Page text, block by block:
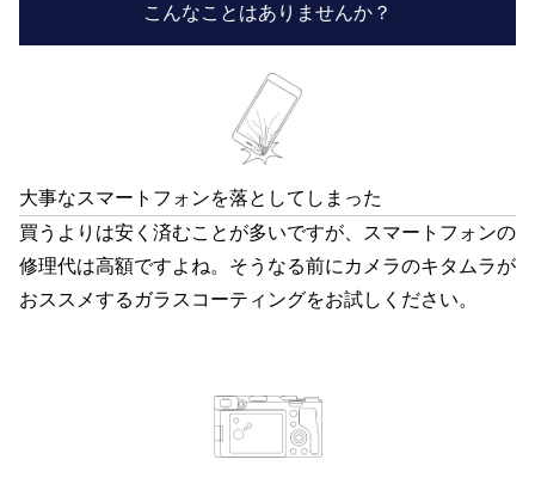
こんなことはありませんか？
大事なスマートフォンを落としてしまった
買うよりは安く済むことが多いですが、スマートフォンの
修理代は高額ですよね。そうなる前にカメラのキタムラが
おススメするガラスコーティングをお試しください。